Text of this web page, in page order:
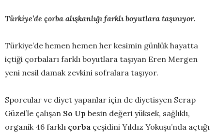
Türkiye’de çorba alışkanlığı farklı boyutlara taşınıyor.
Türkiye’de hemen hemen her kesimin günlük hayatta
içtiği çorbaları farklı boyutlara taşıyan Eren Mergen
yeni nesil damak zevkini sofralara taşıyor.
Sporcular ve diyet yapanlar için de diyetisyen Serap
Güzel’le çalışan So Up besin değeri yüksek, sağlıklı,
organik 46 farklı çorba çeşidini Yıldız Yokuşu’nda açtığı